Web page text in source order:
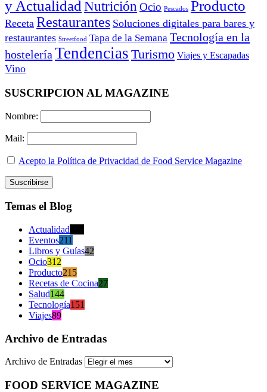
y Actualidad Nutrición Ocio Pescados Producto
Receta Restaurantes Soluciones digitales para bares y
restaurantes Streetfood Tapa de la Semana Tecnología en la
hostelería Tendencias Turismo Viajes y Escapadas
Vino
SUSCRIPCION AL MAGAZINE
Nombre:
Mail:
Acepto la Política de Privacidad de Food Service Magazine
Temas el Blog
Actualidad
Eventos211
Libros y Guías42
Ocio312
Producto215
Recetas de Cocina27
Salud144
Tecnología151
Viajes89
Archivo de Entradas
Archivo de Entradas
FOOD SERVICE MAGAZINE